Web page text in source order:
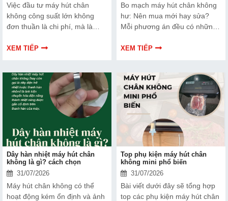
Việc đầu tư máy hút chân
không công suất lớn không
đơn thuần là chi phí, mà là
sản phẩm và nâng cao vị thế
điểm của thiết bị này để có
thêm thông tin và giúp bạn đưa
ra lựa chọn phù hợp, hiệu quả
hơn nhé!
XEM TIẾP
Bo mạch máy hút chân không
hư: Nên mua mới hay sửa?
Mỗi phương án đều có những
cùng tìm hiểu để đưa ra quyết
XEM TIẾP
Dây hàn nhiệt máy hút chân
không là gì? cách chọn
31/07/2026
Máy hút chân không có thể
hoạt động kém ổn định và ảnh
Top phụ kiện máy hút chân
không mini phổ biến
31/07/2026
Bài viết dưới đây sẽ tổng hợp
top các phụ kiện máy hút chân